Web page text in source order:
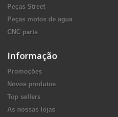
Peças Street
Peças motos de agua
CNC parts
Informação
Promoções
Novos produtos
Top sellers
As nossas lojas